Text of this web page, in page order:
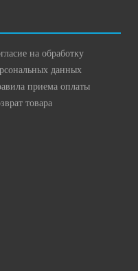
на обработку
данных
приема оплаты
товара